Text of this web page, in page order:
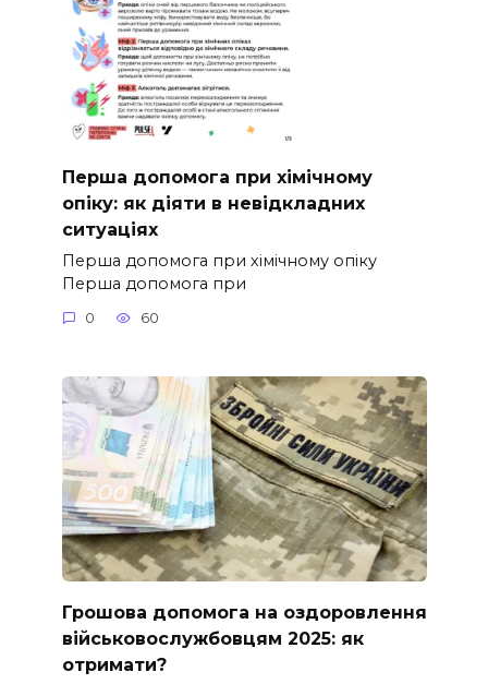
Перша допомога при хімічному
опіку: як діяти в невідкладних
ситуаціях
Перша допомога при хімічному опіку
Перша допомога при
0 60
Грошова допомога на оздоровлення
військовослужбовцям 2025: як
отримати?